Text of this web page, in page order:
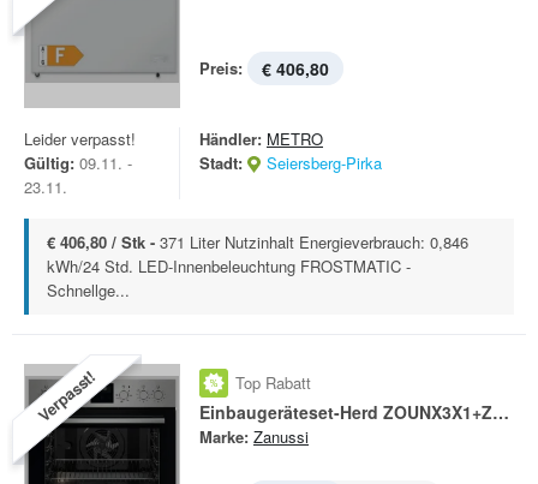
Preis: € 406,80
Leider verpasst!
Gültig: 09.11. -
23.11.
Händler: METRO
Stadt:
Seiersberg-Pirka
€ 406,80 / Stk - 371 Liter Nutzinhalt Energieverbrauch: 0,846
kWh/24 Std. LED-Innenbeleuchtung FROSTMATIC -
Schnellge...
Verpasst! Top Rabatt
Einbaugeräteset-Herd ZOUNX3X1+ZHDN640X
Marke: Zanussi